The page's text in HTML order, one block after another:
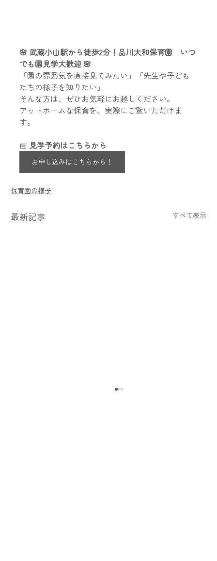
🌸 武蔵小山駅から徒歩2分！品川大和保育園　いつ
でも園見学大歓迎 🌸
「園の雰囲気を直接見てみたい」「先生や子ども
たちの様子を知りたい」
そんな方は、ぜひお気軽にお越しください。
アットホームな保育を、実際にご覧いただけま
す。
📅 見学予約はこちらから
お申し込みはこちらから！
保育園の様子
最新記事 すべて表示